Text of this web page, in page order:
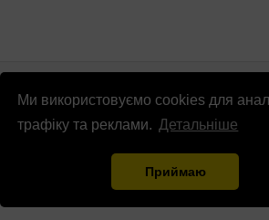
Ми використовуємо cookies для
трафіку та реклами. Детальніше
Приймаю
© Патріоти України 2026 Правова
info@patrioty.org.ua